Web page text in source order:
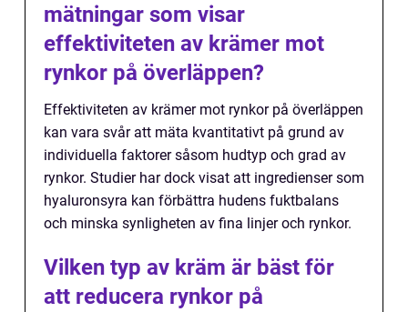
mätningar som visar
effektiviteten av krämer mot
rynkor på överläppen?
Effektiviteten av krämer mot rynkor på överläppen
kan vara svår att mäta kvantitativt på grund av
individuella faktorer såsom hudtyp och grad av
rynkor. Studier har dock visat att ingredienser som
hyaluronsyra kan förbättra hudens fuktbalans
och minska synligheten av fina linjer och rynkor.
Vilken typ av kräm är bäst för
att reducera rynkor på